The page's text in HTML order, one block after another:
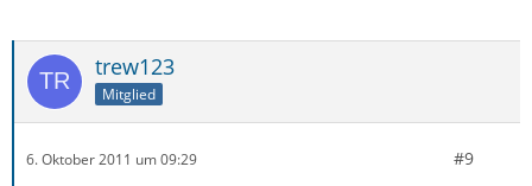
trew123
Mitglied
6. Oktober 2011 um 09:29 #9